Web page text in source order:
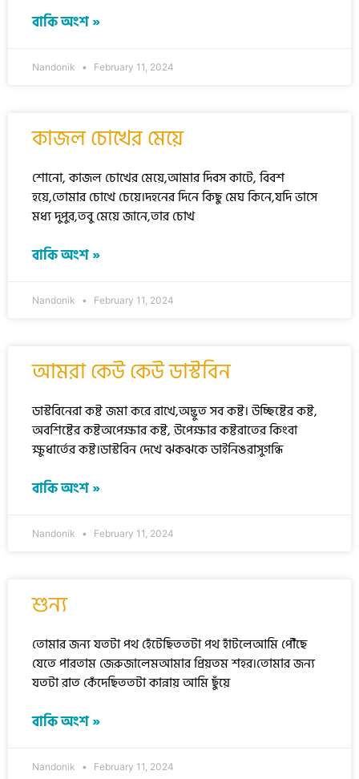
বাকি অংশ »
Nandonik February 11, 2024
কাজল চোখের মেয়ে
শোনো, কাজল চোখের মেয়ে,আমার দিবস কাটে, বিবশ
হয়ে,তোমার চোখে চেয়ে।দহনের দিনে কিছু মেঘ কিনে,যদি ভাসে
মধ্য দুপুর,তবু মেয়ে জানে,তার চোখ
বাকি অংশ »
Nandonik February 11, 2024
আমরা কেউ কেউ ডাস্টবিন
ডাস্টবিনেরা কষ্ট জমা করে রাখে,অদ্ভুত সব কষ্ট। উচ্ছিষ্টের কষ্ট,
অবশিষ্টের কষ্টঅপেক্ষার কষ্ট, উপেক্ষার কষ্টরাতের কিংবা
ক্ষুধার্তের কষ্ট।ডাস্টবিন দেখে ঝকঝকে ডাইনিঙরাসুগন্ধি
বাকি অংশ »
Nandonik February 11, 2024
শুন্য
তোমার জন্য যতটা পথ হেঁটেছিততটা পথ হাঁটলেআমি পৌঁছে
যেতে পারতাম জেরুজালেমআমার প্রিয়তম শহর।তোমার জন্য
যতটা রাত কেঁদেছিততটা কান্নায় আমি ছুঁয়ে
বাকি অংশ »
Nandonik February 11, 2024